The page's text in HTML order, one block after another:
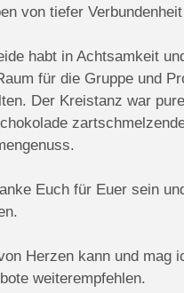
von tiefer
habt in Achtsamkeit
für die Gruppe und
Der Kreistanz war
Euch für Euer sein
Herzen kann und mag
weiterempfehlen.